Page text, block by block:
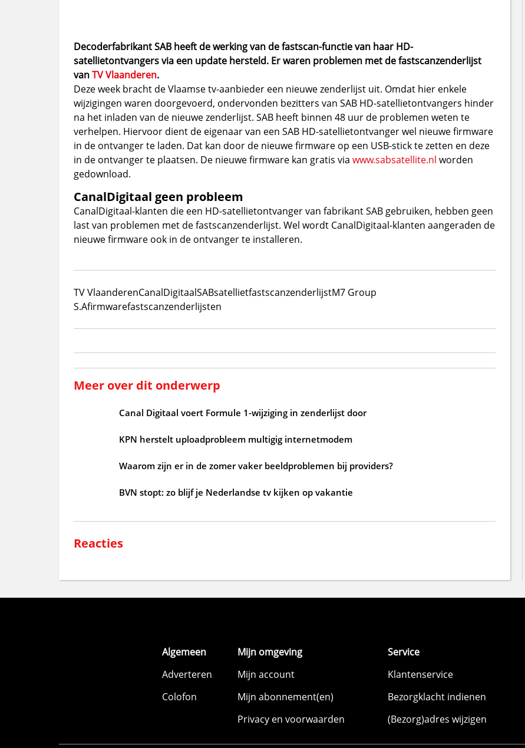
Decoderfabrikant SAB heeft de werking van de fastscan-functie van haar HD-
satellietontvangers via een update hersteld. Er waren problemen met de fastscanzenderlijst
vanTV Vlaanderen.
Deze week bracht de Vlaamse tv-aanbieder een nieuwe zenderlijst uit. Omdat hier enkele
wijzigingen waren doorgevoerd, ondervonden bezitters van SAB HD-satellietontvangers hinder
na het inladen van de nieuwe zenderlijst. SAB heeft binnen 48 uur de problemen weten te
verhelpen. Hiervoor dient de eigenaar van een SAB HD-satellietontvanger wel nieuwe firmware
in de ontvanger te laden. Dat kan door de nieuwe firmware op een USB-stick te zetten en deze
in de ontvanger te plaatsen. De nieuwe firmware kan gratis via www.sabsatellite.nl worden
gedownload.
CanalDigitaal geen probleem
CanalDigitaal-klanten die een HD-satellietontvanger van fabrikant SAB gebruiken, hebben geen
last van problemen met de fastscanzenderlijst. Wel wordt CanalDigitaal-klanten aangeraden de
nieuwe firmware ook in de ontvanger te installeren.
TV VlaanderenCanalDigitaalSABsatellietfastscanzenderlijstM7 Group
S.Afirmwarefastscanzenderlijsten
Meer over dit onderwerp
Canal Digitaal voert Formule 1-wijziging in zenderlijst door
KPN herstelt uploadprobleem multigig internetmodem
Waarom zijn er in de zomer vaker beeldproblemen bij providers?
BVN stopt: zo blijf je Nederlandse tv kijken op vakantie
Reacties
Algemeen
Adverteren
Colofon
Mijn omgeving
Mijn account
Mijn abonnement(en)
Privacy en voorwaarden
Service
Klantenservice
Bezorgklacht indienen
(Bezorg)adres wijzigen